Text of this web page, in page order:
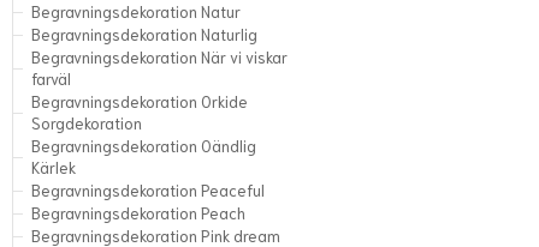
Begravningsdekoration Natur
Begravningsdekoration Naturlig
Begravningsdekoration När vi viskar
farväl
Begravningsdekoration Orkide
Sorgdekoration
Begravningsdekoration Oändlig
Kärlek
Begravningsdekoration Peaceful
Begravningsdekoration Peach
Begravningsdekoration Pink dream